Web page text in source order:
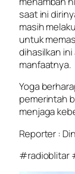
saat ini
masih
untuk
dihasilkan ini
manfaatnya.
Yoga
pemerintah
menjaga
Reporter :
#radioblitar